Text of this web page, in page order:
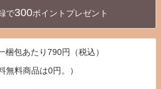
へ
で300ポイントプレゼント
梱包あたり790円（税込）
無料商品は0円。）